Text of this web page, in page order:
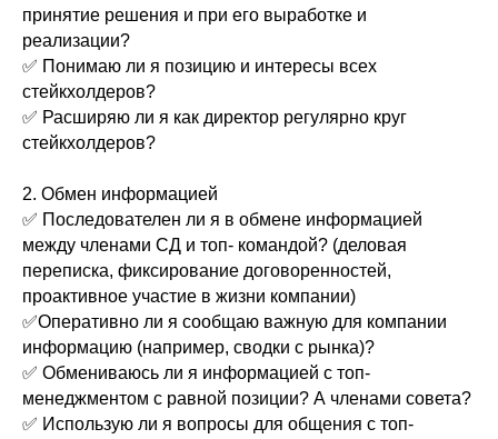
принятие решения и при его выработке и
реализации?
✅ Понимаю ли я позицию и интересы всех
стейкхолдеров?
✅ Расширяю ли я как директор регулярно круг
стейкхолдеров?
2. Обмен информацией
✅ Последователен ли я в обмене информацией
между членами СД и топ- командой? (деловая
переписка, фиксирование договоренностей,
проактивное участие в жизни компании)
✅Оперативно ли я сообщаю важную для компании
информацию (например, сводки с рынка)?
✅ Обмениваюсь ли я информацией с топ-
менеджментом с равной позиции? А членами совета?
✅ Использую ли я вопросы для общения с топ-